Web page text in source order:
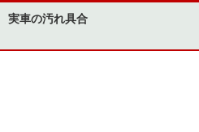
実車の汚れ具合